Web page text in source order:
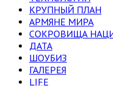
КРУПНЫЙ ПЛАН
АРМЯНЕ МИРА
СОКРОВИЩА
ДАТА
ШОУБИЗ
ГАЛЕРЕЯ
LIFE